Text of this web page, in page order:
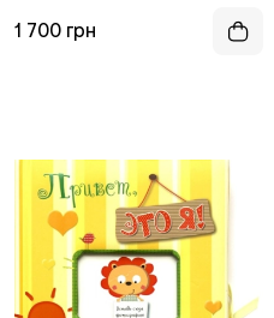
1 700 грн